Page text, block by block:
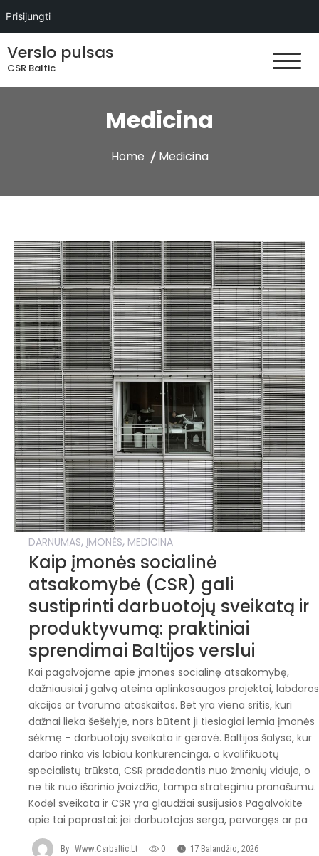
Prisijungti
toVerslo pulsas
CSR Baltic
Medicina
Home Medicina
DARNUMAS,ĮMONĖS, MEDICINA
Kaip įmonės socialinė
atsakomybė (CSR) gali
sustiprinti darbuotojų sveikatą ir
produktyvumą: praktiniai
sprendimai Baltijos verslui
Kai pagalvojame apie įmonės socialinę atsakomybę,
dažniausiai į galvą ateina aplinkosaugos projektai, labdaros
akcijos ar tvarumo ataskaitos. Bet yra viena sritis, kuri
dažnai lieka šešėlyje, nors būtent ji tiesiogiai lemia įmonės
sėkmę – darbuotojų sveikata ir gerovė. Baltijos šalyse, kur
darbo rinka vis labiau konkurencinga, o kvalifikuotų
specialistų trūksta, CSR pradedantis nuo žmonių viduje, o
ne tik nuo išorinio įvaizdžio, tampa strateginiu pranašumu.
Kodėl sveikata ir CSR yra glaudžiai susijusios Pagalvokite
apie tai paprastai: jei darbuotojas serga, pervargęs ar pa
By Www.csrbaltic.lt 0 17 Balandžio, 2026